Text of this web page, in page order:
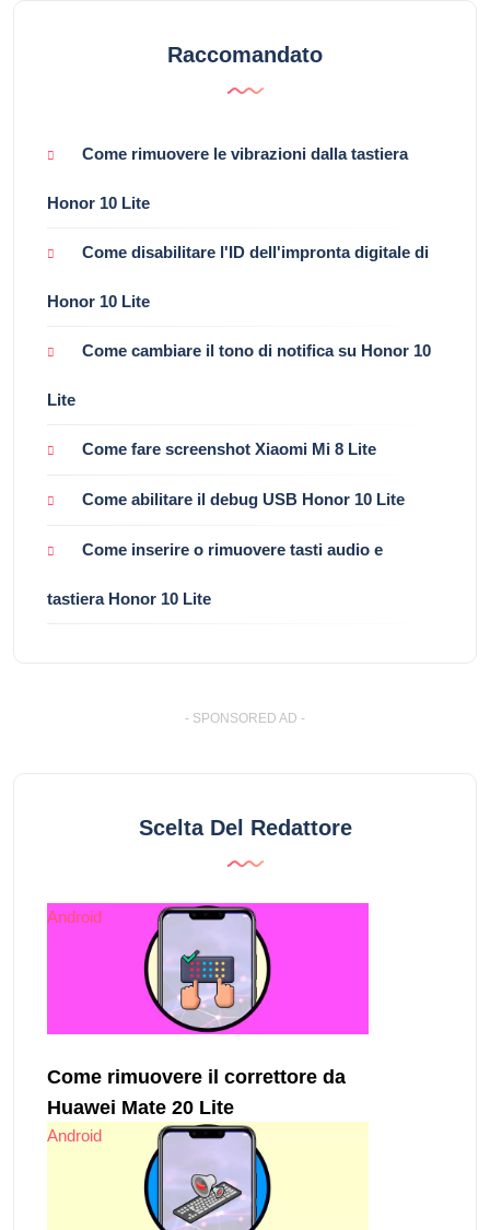
Raccomandato
Come rimuovere le vibrazioni dalla tastiera
Honor 10 Lite
Come disabilitare l'ID dell'impronta digitale di
Honor 10 Lite
Come cambiare il tono di notifica su Honor 10
Lite
Come fare screenshot Xiaomi Mi 8 Lite
Come abilitare il debug USB Honor 10 Lite
Come inserire o rimuovere tasti audio e
tastiera Honor 10 Lite
- SPONSORED AD -
Scelta Del Redattore
Android
Come rimuovere il correttore da
Huawei Mate 20 Lite
Android